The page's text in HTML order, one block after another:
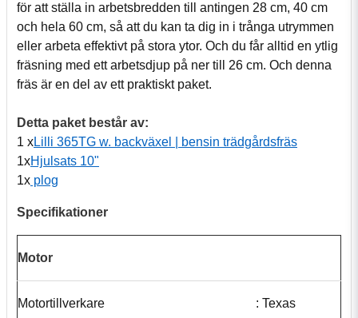
för att ställa in arbetsbredden till antingen 28 cm, 40 cm
och hela 60 cm, så att du kan ta dig in i trånga utrymmen
eller arbeta effektivt på stora ytor. Och du får alltid en ytlig
fräsning med ett arbetsdjup på ner till 26 cm. Och denna
fräs är en del av ett praktiskt paket.
Detta paket består av:
1 xLilli 365TG w. backväxel | bensin trädgårdsfräs
1xHjulsats 10"
1x plog
Specifikationer
Motor
Motortillverkare : Texas